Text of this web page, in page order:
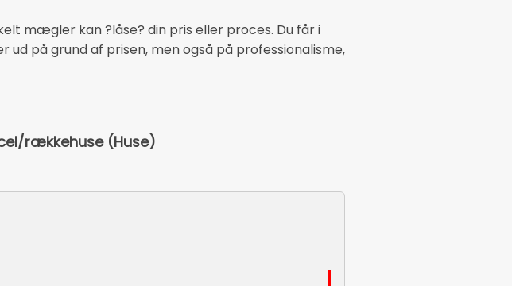
mægler kan ?låse? din pris eller proces. Du får i
på grund af prisen, men også på professionalisme,
rækkehuse (Huse)